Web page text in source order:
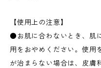
【使用上の注意】
●お肌に合わないとき、肌
用をおやめください。使用
が治まらない場合は、皮膚